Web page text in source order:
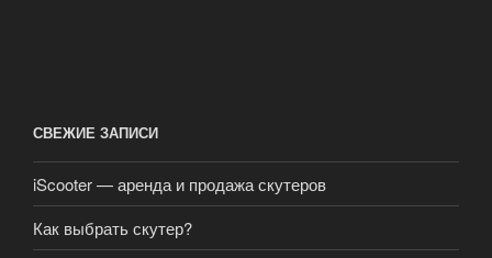
СВЕЖИЕ ЗАПИСИ
iScooter — аренда и продажа скутеров
Как выбрать скутер?